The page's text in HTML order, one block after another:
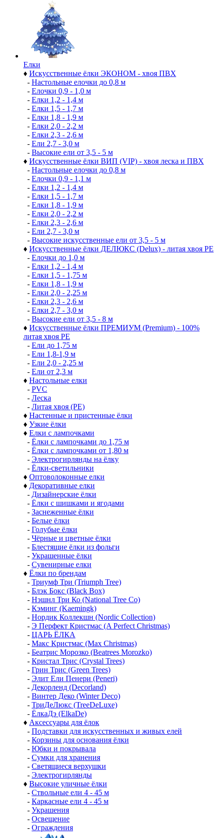
Елки
♦ Искусственные ёлки ЭКОНОМ - хвоя ПВХ
- Настольные елочки до 0,8 м
- Елочки 0,9 - 1,0 м
- Елки 1,2 - 1,4 м
- Елки 1,5 - 1,7 м
- Елки 1,8 - 1,9 м
- Елки 2,0 - 2,2 м
- Елки 2,3 - 2,6 м
- Ели 2,7 - 3,0 м
- Высокие ели от 3,5 - 5 м
♦ Искусственные ёлки ВИП (VIP) - хвоя леска и ПВХ
- Настольные елочки до 0,8 м
- Елочки 0,9 - 1,1 м
- Елки 1,2 - 1,4 м
- Елки 1,5 - 1,7 м
- Елки 1,8 - 1,9 м
- Елки 2,0 - 2,2 м
- Елки 2,3 - 2,6 м
- Ели 2,7 - 3,0 м
- Высокие искусственные ели от 3,5 - 5 м
♦ Искусственные ёлки ДЕЛЮКС (Delux) - литая хвоя РЕ
- Елочки до 1,0 м
- Елки 1,2 - 1,4 м
- Елки 1,5 - 1,75 м
- Елки 1,8 - 1,9 м
- Елки 2,0 - 2,25 м
- Елки 2,3 - 2,6 м
- Елки 2,7 - 3,0 м
- Высокие ели от 3,5 - 8 м
♦ Искусственные ёлки ПРЕМИУМ (Premium) - 100%
литая хвоя РЕ
- Ели до 1,75 м
- Ели 1,8-1,9 м
- Ели 2,0 - 2,25 м
- Ели от 2,3 м
♦ Настольные елки
- PVC
- Леска
- Литая хвоя (РЕ)
♦ Настенные и пристенные ёлки
♦ Узкие ёлки
♦ Елки с лампочками
- Ёлки с лампочками до 1,75 м
- Ёлки с лампочками от 1,80 м
- Электрогирлянды на ёлку
- Ёлки-светильники
♦ Оптоволоконные елки
♦ Декоративные елки
- Дизайнерские ёлки
- Ёлки с шишками и ягодами
- Заснеженные ёлки
- Белые ёлки
- Голубые ёлки
- Чёрные и цветные ёлки
- Блестящие ёлки из фольги
- Украшенные ёлки
- Сувенирные елки
♦ Ёлки по брендам
- Триумф Три (Triumph Tree)
- Блэк Бокс (Black Box)
- Нэшнл Три Ко (National Tree Co)
- Кэминг (Kaemingk)
- Нордик Коллекшн (Nordic Collection)
- Э Перфект Кристмас (A Perfect Christmas)
- ЦАРЬ ЁЛКА
- Макс Кристмас (Max Christmas)
- Беатрис Морозко (Beatrees Morozko)
- Кристал Трис (Crystal Trees)
- Грин Трис (Green Trees)
- Элит Ели Пенери (Peneri)
- Декорленд (Decorland)
- Винтер Деко (Winter Deco)
- ТриДеЛюкс (TreeDeLuxe)
- ЁлкаДэ (ElkaDe)
♦ Аксессуары для ёлок
- Подставки для искусственных и живых елей
- Корзины для основания ёлки
- Юбки и покрывала
- Сумки для хранения
- Светящиеся верхушки
- Электрогирлянды
♦ Высокие уличные ёлки
- Ствольные ели 4 - 45 м
- Каркасные ели 4 - 45 м
- Украшения
- Освещение
- Ограждения